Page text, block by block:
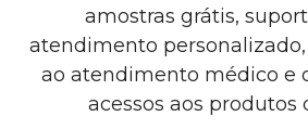
amostras grátis,
atendimento
ao atendimento médico e
acessos aos produtos